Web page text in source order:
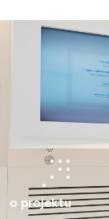
o projektu